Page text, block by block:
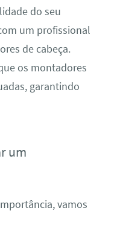
do seu
um profissional
de cabeça.
os montadores
garantindo
um
vamos